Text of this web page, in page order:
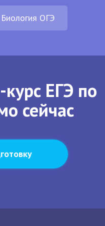
Биология ОГЭ
ЕГЭ по
сейчас